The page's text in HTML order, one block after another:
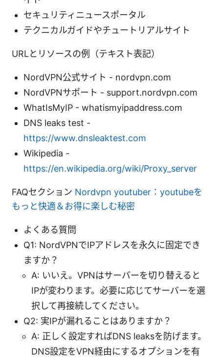
セキュリティニュースポータル
テクニカルガイドやチュートリアルサイト
URLとリソースの例（テキスト表記）
NordVPN公式サイト - nordvpn.com
NordVPNサポート - support.nordvpn.com
WhatIsMyIP - whatismyipaddress.com
DNS leaks test -
https://www.dnsleaktest.com
Wikipedia -
https://en.wikipedia.org/wiki/Proxy_server
FAQセクション Nordvpn youtuber：youtubeを
もっと快適＆お得に楽しむ秘密
よくある質問
Q1: NordVPNでIPアドレスを永久に固定でき
ますか？
A: いいえ。VPNはサーバーを切り替えると
IPが変わります。必要に応じてサーバーを選
択して再接続してください。
Q2: 実IPが漏れることはありますか？
A: 正しく設定すればDNS leaksを防げます。
DNS設定をVPN経由にするオプションを有